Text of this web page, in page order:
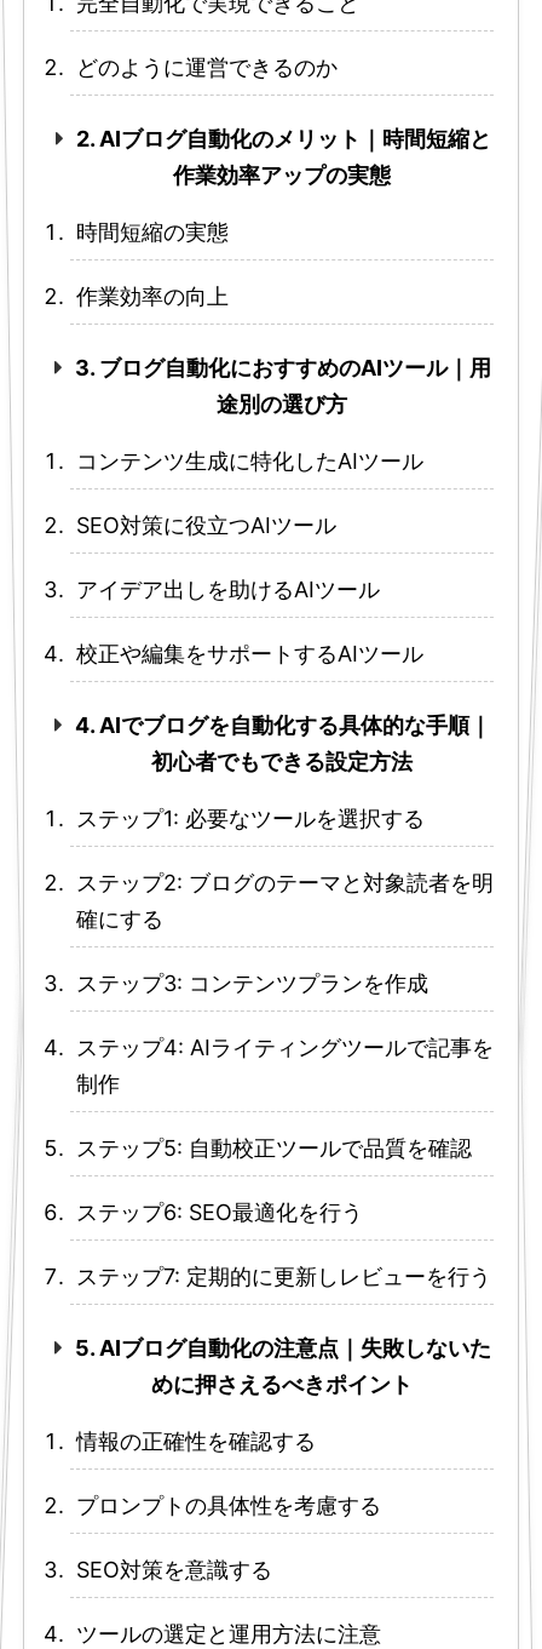
どのように運営できるのか
2. AIブログ自動化のメリット｜時間短縮と
作業効率アップの実態
時間短縮の実態
作業効率の向上
3. ブログ自動化におすすめのAIツール｜用
途別の選び方
コンテンツ生成に特化したAIツール
SEO対策に役立つAIツール
アイデア出しを助けるAIツール
校正や編集をサポートするAIツール
4. AIでブログを自動化する具体的な手順｜
初心者でもできる設定方法
ステップ1: 必要なツールを選択する
ステップ2: ブログのテーマと対象読者を明
確にする
ステップ3: コンテンツプランを作成
ステップ4: AIライティングツールで記事を
制作
ステップ5: 自動校正ツールで品質を確認
ステップ6: SEO最適化を行う
ステップ7: 定期的に更新しレビューを行う
5. AIブログ自動化の注意点｜失敗しないた
めに押さえるべきポイント
情報の正確性を確認する
プロンプトの具体性を考慮する
SEO対策を意識する
ツールの選定と運用方法に注意